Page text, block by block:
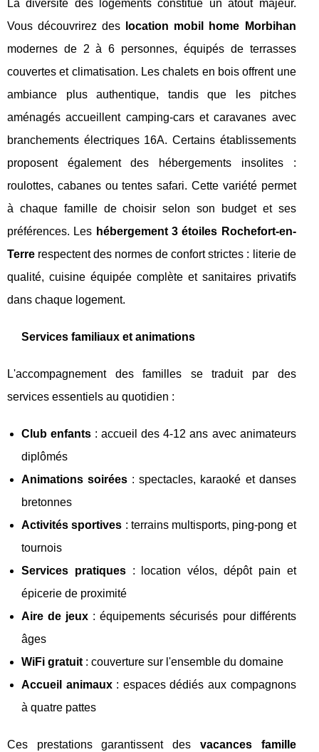
La diversité des logements constitue un atout majeur.
Vous découvrirez des
location mobil home Morbihan
modernes de 2 à 6 personnes, équipés de terrasses
couvertes et climatisation. Les chalets en bois offrent une
ambiance plus authentique, tandis que les pitches
aménagés accueillent camping-cars et caravanes avec
branchements électriques 16A. Certains établissements
proposent également des hébergements insolites :
roulottes, cabanes ou tentes safari. Cette variété permet
à chaque famille de choisir selon son budget et ses
préférences. Les hébergement 3 étoiles Rochefort-en-
Terre respectent des normes de confort strictes : literie de
qualité, cuisine équipée complète et sanitaires privatifs
dans chaque logement.
Services familiaux et animations
L'accompagnement des familles se traduit par des
services essentiels au quotidien :
Club enfants : accueil des 4-12 ans avec animateurs
diplômés
Animations soirées : spectacles, karaoké et danses
bretonnes
Activités sportives : terrains multisports, ping-pong et
tournois
Services pratiques: location vélos, dépôt pain et
épicerie de proximité
Aire de jeux : équipements sécurisés pour différents
âges
WiFi gratuit : couverture sur l'ensemble du domaine
Accueil animaux: espaces dédiés aux compagnons
à quatre pattes
Ces prestations garantissent des vacances famille